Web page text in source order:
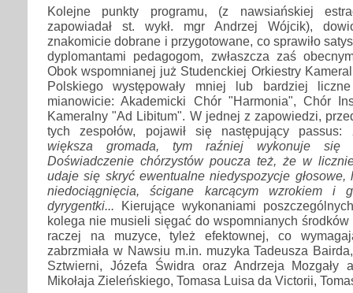
Kolejne punkty programu, (z nawsiańskiej
zapowiadał st. wykł. mgr Andrzej Wójcik),
znakomicie dobrane i przygotowane, co sprawiło
dyplomantami pedagogom, zwłaszcza zaś
Obok wspomnianej już Studenckiej Orkiestry
Polskiego występowały mniej lub bardziej
mianowicie: Akademicki Chór "Harmonia", Chór
Kameralny "Ad Libitum". W jednej z zapowiedzi,
tych zespołów, pojawił się następujący passus:
większa gromada, tym raźniej wykonuje się
Doświadczenie chórzystów poucza też, że w
udaje się skryć ewentualne niedyspozycje
niedociągnięcia, ścigane karcącym wzrokiem i
dyrygentki... Kierujące wykonaniami
kolega nie musieli sięgać do wspomnianych
raczej na muzyce, tyleż efektownej, co
zabrzmiała w Nawsiu m.in. muzyka Tadeusza
Sztwierni, Józefa Świdra oraz Andrzeja Mozgały
Mikołaja Zieleńskiego, Tomasa Luisa da Victorii,